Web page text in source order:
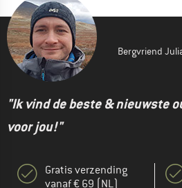
Bergvriend
"Ik vind de beste & nieuwste
voor jou!"
Gratis verzending
vanaf € 69 (NL)